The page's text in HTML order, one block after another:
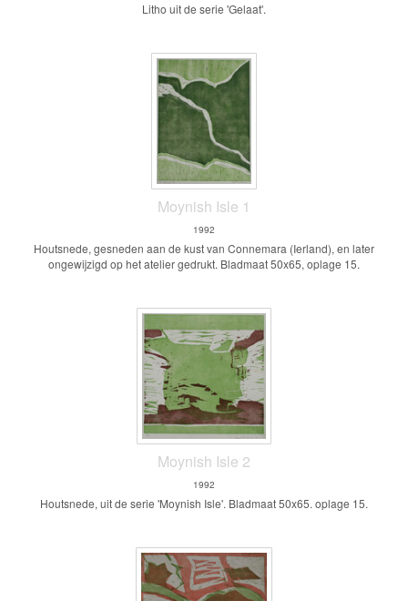
Litho uit de serie 'Gelaat'.
Moynish Isle 1
1992
Houtsnede, gesneden aan de kust van Connemara (Ierland), en later
ongewijzigd op het atelier gedrukt. Bladmaat 50x65, oplage 15.
Moynish Isle 2
1992
Houtsnede, uit de serie 'Moynish Isle'. Bladmaat 50x65. oplage 15.